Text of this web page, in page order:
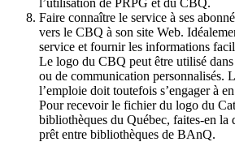
Faire connaître le service à ses
vers le CBQ à son site Web.
service et fournir les informations
Le logo du CBQ peut être utilisé
ou de communication personnalisés.
l’emploie doit toutefois s’engager à
Pour recevoir le fichier du logo du
bibliothèques du Québec, faites-en la
prêt entre bibliothèques de BAnQ.